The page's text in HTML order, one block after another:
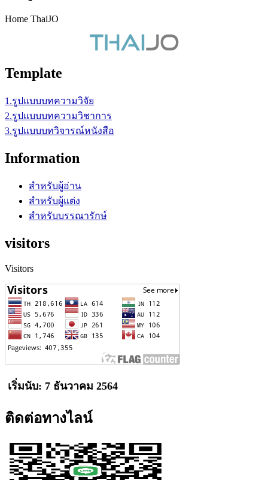
Home ThaiJO
Template
1.รูปแบบบทความวิจัย
2.รูปแบบบทความวิชาการ
3.รูปแบบบทวิจารณ์หนังสือ
Information
สำหรับผู้อ่าน
สำหรับผู้แต่ง
สำหรับบรรณารักษ์
visitors
Visitors
เริ่มนับ: 7 ธันวาคม 2564
ติดต่อทางไลน์